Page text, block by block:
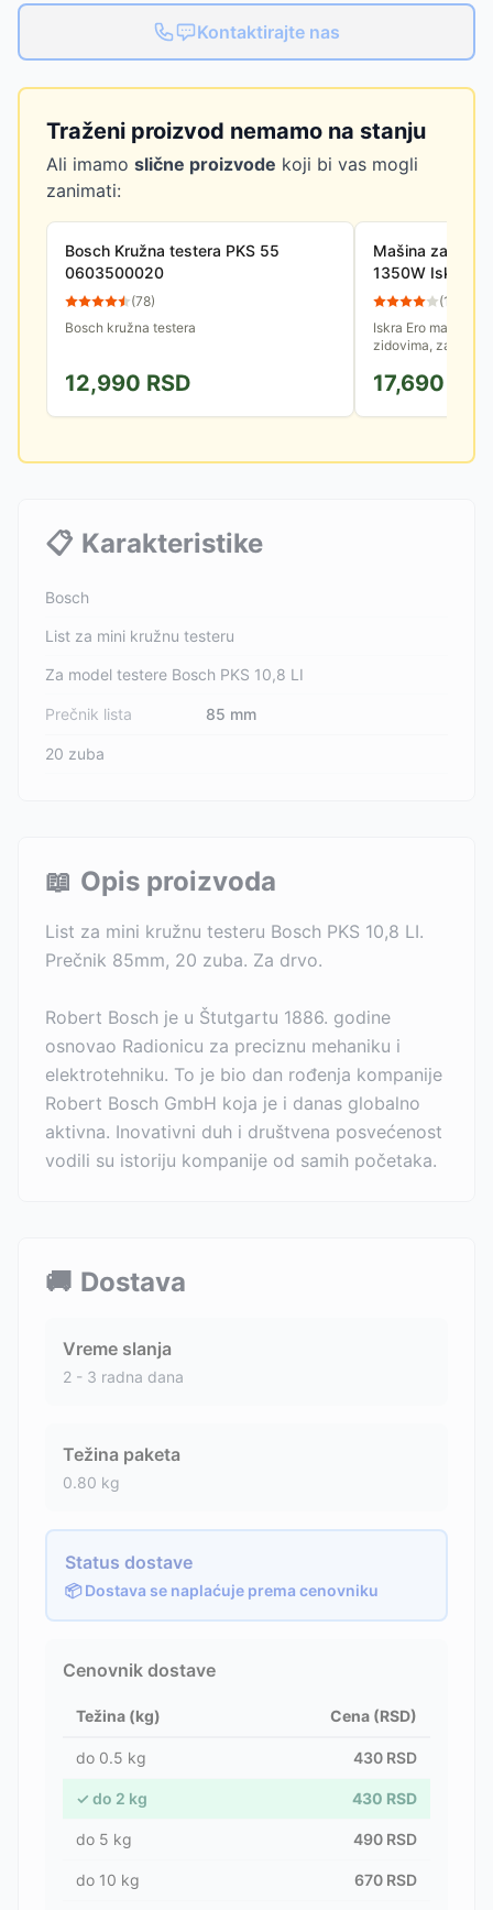
Kontaktirajte nas
Traženi proizvod nemamo na stanju
Ali imamo slične proizvode koji bi vas mogli
zanimati:
Bosch Kružna testera PKS 55
0603500020
(78)
Bosch kružna testera
12,990 RSD
Mašina za
1350W Iskra
(13
Iskra Ero mašina
zidovima, za
30mm, širina reza
17,690
📋 Karakteristike
Bosch
List za mini kružnu testeru
Za model testere Bosch PKS 10,8 LI
Prečnik lista 85 mm
20 zuba
📖 Opis proizvoda
List za mini kružnu testeru Bosch PKS 10,8 LI.
Prečnik 85mm, 20 zuba. Za drvo.
Robert Bosch je u Štutgartu 1886. godine
osnovao Radionicu za preciznu mehaniku i
elektrotehniku. To je bio dan rođenja kompanije
Robert Bosch GmbH koja je i danas globalno
aktivna. Inovativni duh i društvena posvećenost
vodili su istoriju kompanije od samih početaka.
🚚 Dostava
Vreme slanja
2 - 3 radna dana
Težina paketa
0.80 kg
Status dostave
📦 Dostava se naplaćuje prema cenovniku
Cenovnik dostave
Težina (kg) Cena (RSD)
do 0.5 kg 430 RSD
✓ do 2 kg 430 RSD
do 5 kg 490 RSD
do 10 kg 670 RSD